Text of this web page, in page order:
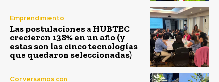
Emprendimiento
Las postulaciones a HUBTEC
crecieron 138% en un año (y
estas son las cinco tecnologías
que quedaron seleccionadas)
Conversamos con